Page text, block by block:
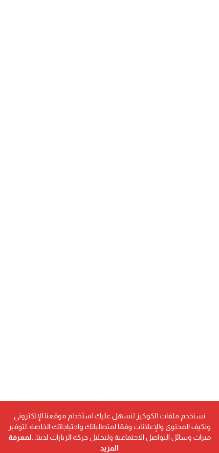
نستخدم ملفات الكوكيز لنسهل عليك استخدام موقعنا الإلكتروني
ونكيف المحتوى والإعلانات وفقا لمتطلباتك واحتياجاتك الخاصة، لتوفير
ميزات وسائل التواصل الاجتماعية ولتحليل حركة الزيارات لدينا... لمعرفة
المزيد